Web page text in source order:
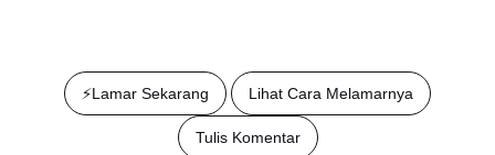
⚡️Lamar Sekarang Lihat Cara Melamarnya
Tulis Komentar